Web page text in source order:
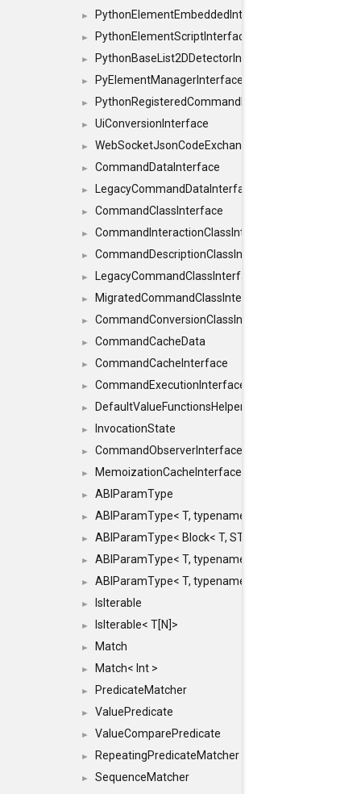
► PythonElementEmbeddedInterface
► PythonElementScriptInterface
► PythonBaseList2DDetectorInterface
► PyElementManagerInterface
► PythonRegisteredCommandIdsInterface
► UiConversionInterface
► WebSocketJsonCodeExchangerInterface
► CommandDataInterface
► LegacyCommandDataInterface
► CommandClassInterface
► CommandInteractionClassInterface
► CommandDescriptionClassInterface
► LegacyCommandClassInterface
► MigratedCommandClassInterface
► CommandConversionClassInterface
► CommandCacheData
► CommandCacheInterface
► CommandExecutionInterface
► DefaultValueFunctionsHelper< const Result<
► InvocationState
► CommandObserverInterface
► MemoizationCacheInterface
► ABIParamType
► ABIParamType< T, typename std::enable_if<
► ABIParamType< Block< T, STRIDED, MOVE > >
► ABIParamType< T, typename std::enable_if<
► ABIParamType< T, typename std::enable_if<
► IsIterable
► IsIterable< T[N]>
► Match
► Match< Int >
► PredicateMatcher
► ValuePredicate
► ValueComparePredicate
► RepeatingPredicateMatcher
►
SequenceMatcher